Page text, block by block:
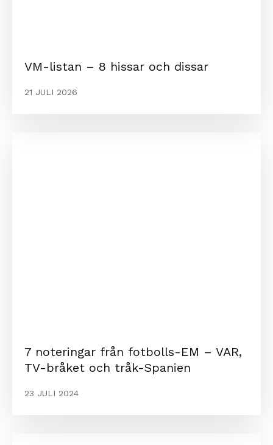
VM-listan – 8 hissar och dissar
21 JULI 2026
7 noteringar från fotbolls-EM – VAR,
TV-bråket och tråk-Spanien
23 JULI 2024